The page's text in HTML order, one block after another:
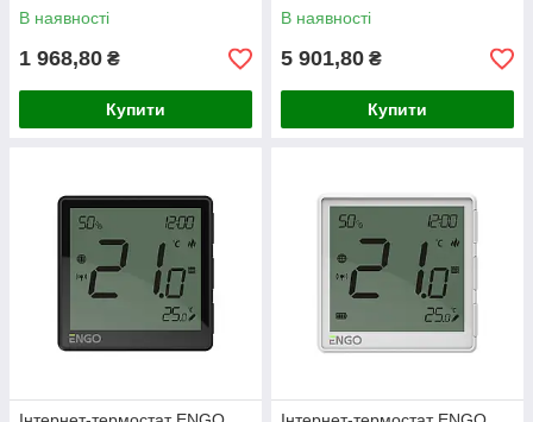
✅ Віддалений моніторинг і
програмування
і температурних режимів через додаток.
Підтримка алгоритму
для максимальної економії енергії.
✅ Гнучка автоматизація
В наявності
1 968,80 ₴
Купити
В наявності
5 901,80 ₴
Купити